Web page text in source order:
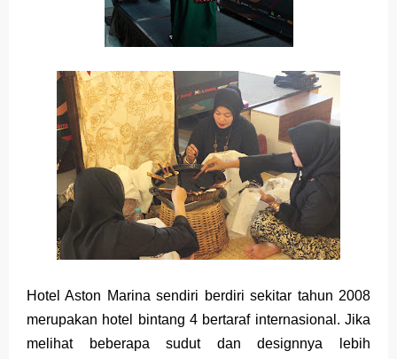
Hotel Aston Marina sendiri berdiri sekitar tahun 2008
merupakan hotel bintang 4 bertaraf internasional. Jika
melihat beberapa sudut dan designnya lebih